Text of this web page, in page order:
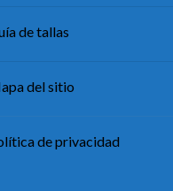
de tallas
del sitio
de privacidad